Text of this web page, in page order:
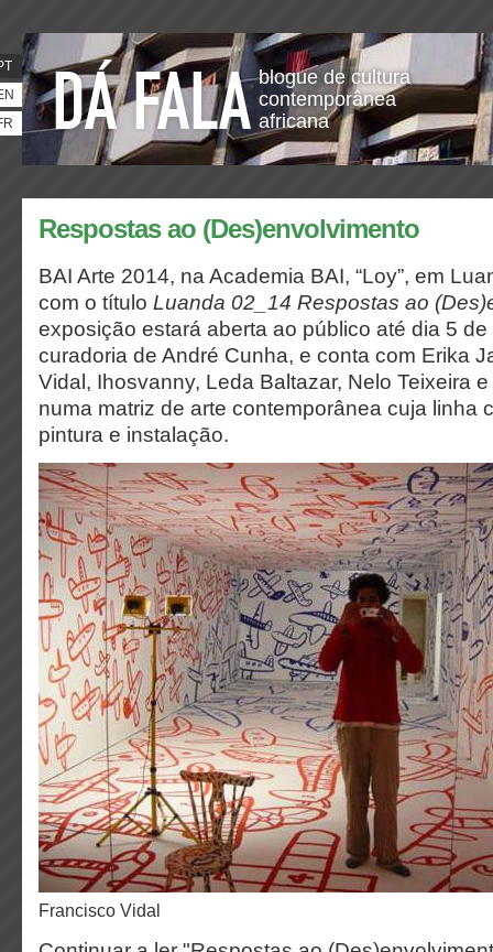
blogue de cultura
contemporânea
africana
Respostas ao (Des)envolvimento
BAI Arte 2014, na Academia BAI, “Loy”, em
com o título Luanda 02_14 Respostas ao
exposição estará aberta ao público até dia 5
curadoria de André Cunha, e conta com Erika
Vidal, Ihosvanny, Leda Baltazar, Nelo Teixeira
numa matriz de arte contemporânea cuja linha
pintura e instalação.
Francisco Vidal